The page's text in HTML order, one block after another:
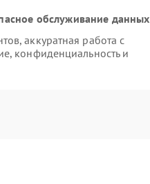
обслуживание данных
аккуратная работа с
конфиденциальность и